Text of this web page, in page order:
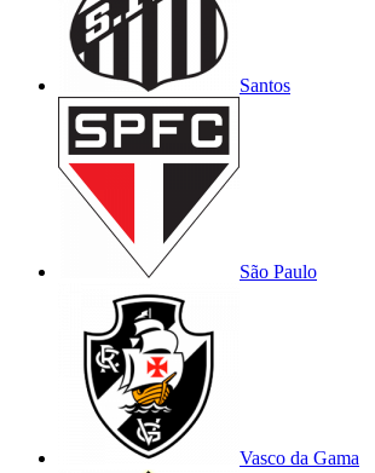
Santos
São Paulo
Vasco da Gama